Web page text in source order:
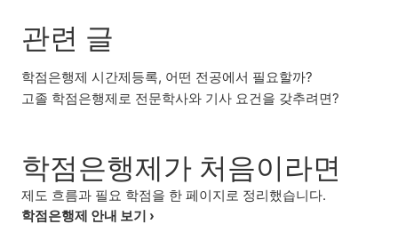
관련 글
학점은행제 시간제등록, 어떤 전공에서 필요할까?
고졸 학점은행제로 전문학사와 기사 요건을 갖추려면?
학점은행제가 처음이라면
제도 흐름과 필요 학점을 한 페이지로 정리했습니다.
학점은행제 안내 보기 ›